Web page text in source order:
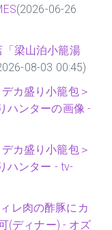
(2026-06-26
梁山泊小籠湯
08-03 00:45)
カ盛り小籠包＞
ハンターの画像 -
カ盛り小籠包＞
ハンター - tv-
レ肉の酢豚にカ
(ディナー) - オズ